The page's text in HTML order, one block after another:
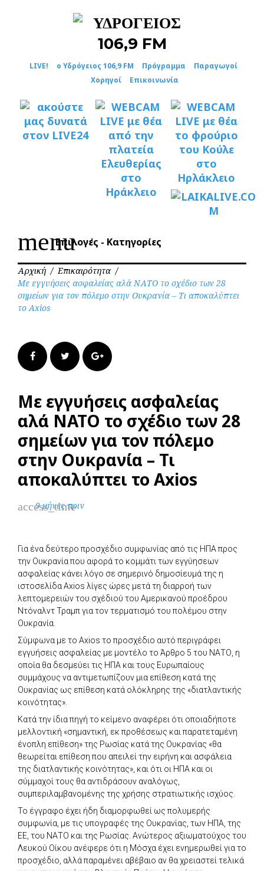
LIVE! ο Υδρόγειος 106,9 FM Πρόγραμμα
Παραγωγοί
Χορηγοί
Επικοινωνία
menuΕπιλογές - Κατηγορίες
Αρχική / Επικαιρότητα /
Με εγγυήσεις ασφαλείας αλά ΝΑΤΟ το σχέδιο των 28
σημείων για τον πόλεμο στην Ουκρανία – Τι αποκαλύπτει
το Axios
FacebookTwitter Google+
Με εγγυήσεις ασφαλείας
αλά ΝΑΤΟ το σχέδιο των 28
σημείων για τον πόλεμο
στην Ουκρανία – Τι
αποκαλύπτει το Axios
access_time
9 μήνες πριν
Για ένα δεύτερο προσχέδιο συμφωνίας από τις ΗΠΑ προς
την Ουκρανία που αφορά το κομμάτι των εγγύησεων
ασφαλείας κάνει λόγο σε σημερινό δημοσίευμά της η
ιστοσελίδα Axios λίγες ώρες μετά τη διαρροή των
λεπτομερειών του σχέδιού του Αμερικανού προέδρου
Ντόναλντ Τραμπ για τον τερματισμό του πολέμου στην
Ουκρανία.
Σύμφωνα με το Axios το προσχέδιο αυτό περιγράφει
εγγυήσεις ασφαλείας με μοντέλο το Άρθρο 5 του ΝΑΤΟ, η
οποία θα δεσμεύει τις ΗΠΑ και τους Ευρωπαίους
συμμάχους να αντιμετωπίζουν μια επίθεση κατά της
Ουκρανίας ως επίθεση κατά ολόκληρης της «διατλαντικής
κοινότητας».
Κατά την ίδια πηγή το κείμενο αναφέρει ότι οποιαδήποτε
μελλοντική «σημαντική, εκ προθέσεως και παρατεταμένη
ένοπλη επίθεση» της Ρωσίας κατά της Ουκρανίας «θα
θεωρείται επίθεση που απειλεί την ειρήνη και ασφάλεια
της διατλαντικής κοινότητας», και ότι οι ΗΠΑ και οι
σύμμαχοί τους θα αντιδράσουν αναλόγως,
συμπεριλαμβανομένης της χρήσης στρατιωτικής ισχύος.
Το έγγραφο έχει ήδη διαμορφωθεί ως πολυμερής
συμφωνία, με τις υπογραφές της Ουκρανίας, των ΗΠΑ, της
ΕΕ, του ΝΑΤΟ και της Ρωσίας. Ανώτερος αξιωματούχος του
Λευκού Οίκου ανέφερε ότι η Μόσχα έχει ενημερωθεί για το
προσχέδιο, αλλά παραμένει αβέβαιο αν θα χρειαστεί τελικά